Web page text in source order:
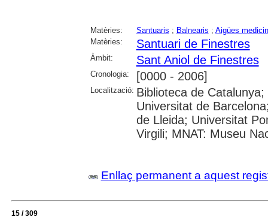
Matèries: Santuaris ; Balnearis ; Aigües
Matèries:
Santuari de Finestres
Àmbit: Sant Aniol de Finestres
Cronologia: [0000 - 2006]
Localització: Biblioteca de
Universitat de
de Lleida; Universitat
Virgili; MNAT: Museu
Enllaç permanent a aquest
15 / 309